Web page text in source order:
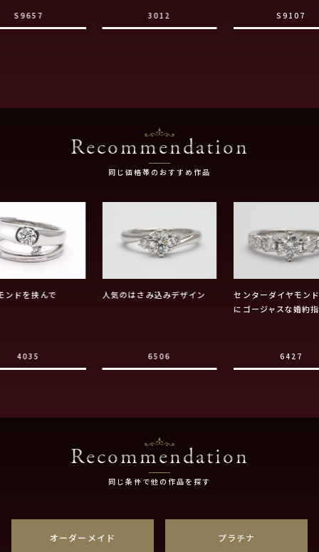
S9657 3012 S9107
Recommendation
同じ価格帯のおすすめ作品
ンドを挟んで
4035
人気のはさみ込みデザイン
6506
センターダイヤモン
にゴージャスな婚約
6427
Recommendation
同じ条件で他の作品を探す
オーダーメイド プラチナ